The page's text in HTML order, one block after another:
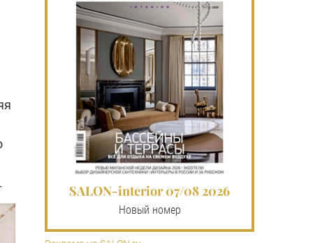
SALON-interior 07/08 2026
Новый номер